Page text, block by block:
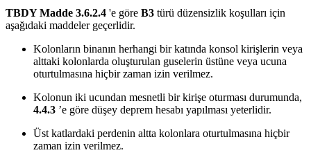
TBDY Madde 3.6.2.4 'e göre B3 türü düzensizlik koşulları için
aşağıdaki maddeler geçerlidir.
Kolonların binanın herhangi bir katında konsol kirişlerin veya
alttaki kolonlarda oluşturulan guselerin üstüne veya ucuna
oturtulmasına hiçbir zaman izin verilmez.
Kolonun iki ucundan mesnetli bir kirişe oturması durumunda,
4.4.3 ’e göre düşey deprem hesabı yapılması yeterlidir.
Üst katlardaki perdenin altta kolonlara oturtulmasına hiçbir
zaman izin verilmez.